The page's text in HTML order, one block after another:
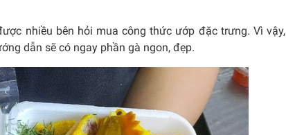
nhiều bên hỏi mua công thức ướp đặc trưng. Vì vậy,
dẫn sẽ có ngay phần gà ngon, đẹp.